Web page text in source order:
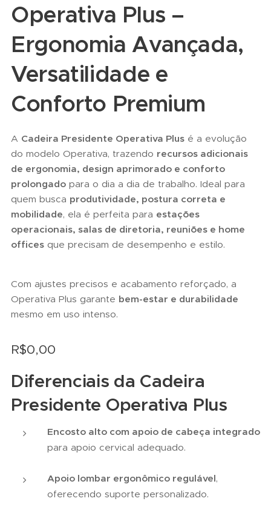
Operativa Plus –
Ergonomia Avançada,
Versatilidade e
Conforto Premium
A Cadeira Presidente Operativa Plus é a evolução
do modelo Operativa, trazendo recursos adicionais
de ergonomia, design aprimorado e conforto
prolongado para o dia a dia de trabalho. Ideal para
quem busca produtividade, postura correta e
mobilidade, ela é perfeita para estações
operacionais, salas de diretoria, reuniões e home
offices que precisam de desempenho e estilo.
Com ajustes precisos e acabamento reforçado, a
Operativa Plus garante bem-estar e durabilidade
mesmo em uso intenso.
R$0,00
Diferenciais da Cadeira
Presidente Operativa Plus
Encosto alto com apoio de cabeça integrado
para apoio cervical adequado.
Apoio lombar ergonômico regulável,
oferecendo suporte personalizado.